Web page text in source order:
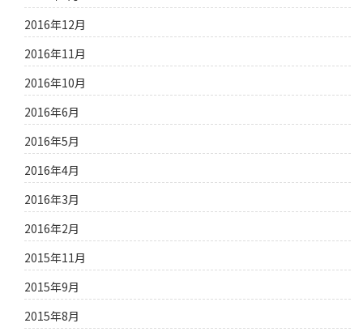
2016年12月
2016年11月
2016年10月
2016年6月
2016年5月
2016年4月
2016年3月
2016年2月
2015年11月
2015年9月
2015年8月